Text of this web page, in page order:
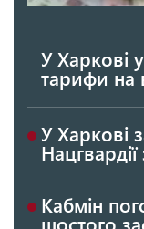
У Харкові
тарифи на
У Харкові
Кабмін
шостого